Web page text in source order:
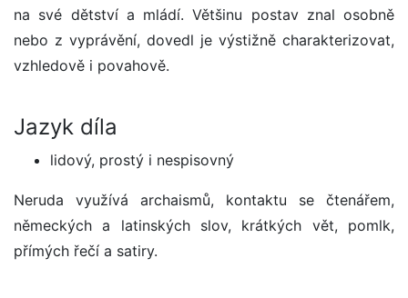
na své dětství a mládí. Většinu postav znal osobně
nebo z vyprávění, dovedl je výstižně charakterizovat,
vzhledově i povahově.
Jazyk díla
lidový, prostý i nespisovný
Neruda využívá archaismů, kontaktu se čtenářem,
německých a latinských slov, krátkých vět, pomlk,
přímých řečí a satiry.